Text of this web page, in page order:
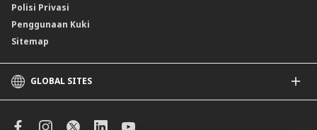
Polisi Privasi
Penggunaan Kuki
Sitemap
GLOBAL SITES
CIMB Islamic